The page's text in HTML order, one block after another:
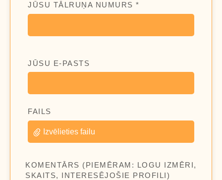
JŪSU TĀLRUŅA NUMURS *
JŪSU E-PASTS
FAILS
Izvēlieties failu
KOMENTĀRS (PIEMĒRAM: LOGU IZMĒRI,
SKAITS, INTERESĒJOŠIE PROFILI)